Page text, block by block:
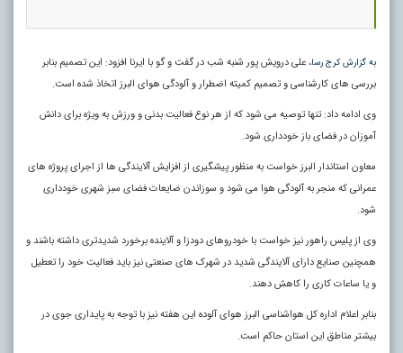
به گزارش کرج رسا، علی درویش پور شنبه شب در گفت و گو با ایرنا افزود: این تصمیم بنابر
بررسی های کارشناسی و تصمیم کمیته اضطرار و آلودگی هوای البرز اتخاذ شده است.
وی ادامه داد: تنها توصیه می شود که از هر نوع فعالیت بدنی و ورزش به ویژه برای دانش
آموزان در فضای باز خودداری شود.
معاون استاندار البرز خواست به منظور پیشگیری از افزایش آلایندگی ها از اجرای پروژه های
عمرانی که منجر به آلودگی هوا می شود و سوزاندن ضایعات فضای سبز شهری خودداری
شود.
وی از پلیس راهور نیز خواست با خودروهای دودزا و آلاینده برخورد شدیدتری داشته باشند و
همچنین صنایع دارای آلایندگی شدید در شهرک های صنعتی نیز باید فعالیت خود را تعطیل
و یا ساعات کاری را کاهش دهند.
بنابر اعلام اداره کل هواشناسی البرز هوای آلوده این هفته نیز با توجه به پایداری جوی در
بیشتر مناطق این استان حاکم است.